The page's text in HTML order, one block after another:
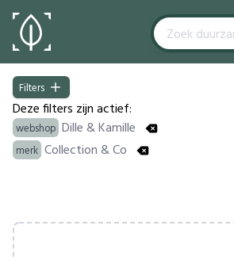
Filters
Filters
Deze filters zijn actief:
webshop Dille & Kamille
merk Collection & Co